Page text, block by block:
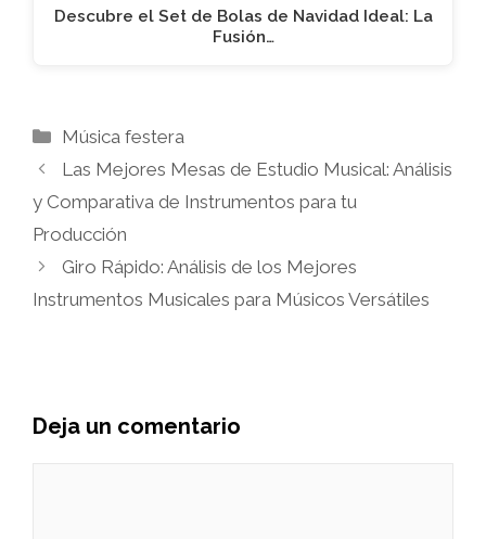
Descubre el Set de Bolas de Navidad Ideal: La
Fusión…
Categorías
Música festera
Las Mejores Mesas de Estudio Musical: Análisis
y Comparativa de Instrumentos para tu
Producción
Giro Rápido: Análisis de los Mejores
Instrumentos Musicales para Músicos Versátiles
Deja un comentario